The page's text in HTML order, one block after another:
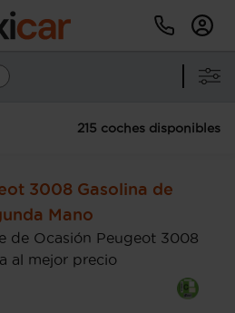
215 coches disponibles
3008 Gasolina de
Mano
de Ocasión Peugeot 3008
al mejor precio